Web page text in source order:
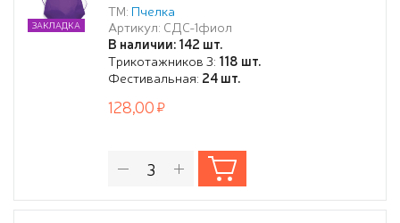
ТМ: Пчелка
Артикул: СДС-1фиол
В наличии: 142 шт.
Трикотажников 3: 118 шт.
Фестивальная: 24 шт.
ЗАКЛАДКА
128,00